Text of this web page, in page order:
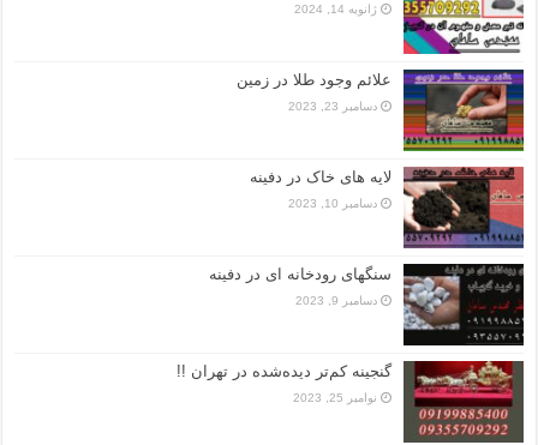
ژانویه 14, 2024
علائم وجود طلا در زمین
دسامبر 23, 2023
لایه های خاک در دفینه
دسامبر 10, 2023
سنگهای رودخانه ای در دفینه
دسامبر 9, 2023
گنجینه کم‌تر دیده‌شده در تهران !!
نوامبر 25, 2023